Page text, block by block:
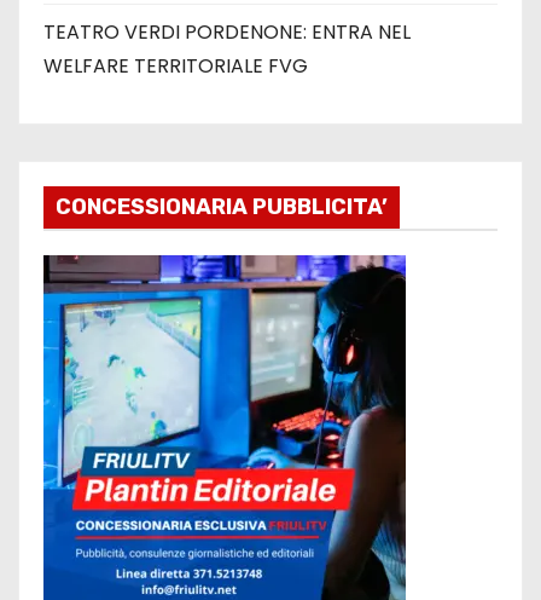
TEATRO VERDI PORDENONE: ENTRA NEL
WELFARE TERRITORIALE FVG
CONCESSIONARIA PUBBLICITA’